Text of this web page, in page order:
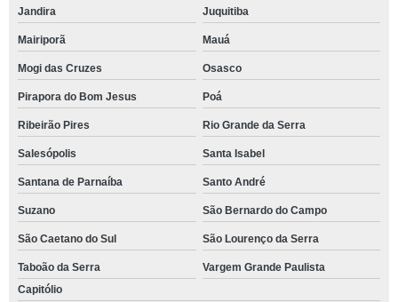
Jandira Juquitiba
Mairiporã Mauá
Mogi das Cruzes Osasco
Pirapora do Bom Jesus Poá
Ribeirão Pires Rio Grande da Serra
Salesópolis Santa Isabel
Santana de Parnaíba Santo André
Suzano São Bernardo do Campo
São Caetano do Sul São Lourenço da Serra
Taboão da Serra
Vargem Grande Paulista
Capitólio